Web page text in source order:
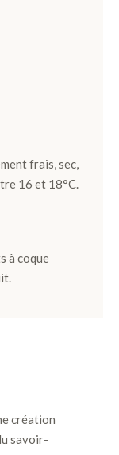
frais, sec,
16 et 18°C.
à coque
création
savoir-